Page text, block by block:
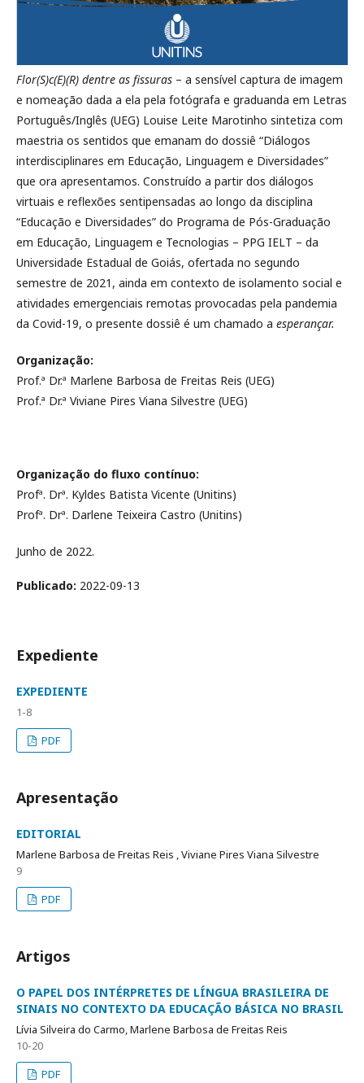
Flor(S)c(E)(R) dentre as fissuras – a sensível captura de imagem
e nomeação dada a ela pela fotógrafa e graduanda em Letras
Português/Inglês (UEG) Louise Leite Marotinho sintetiza com
maestria os sentidos que emanam do dossiê “Diálogos
interdisciplinares em Educação, Linguagem e Diversidades”
que ora apresentamos. Construído a partir dos diálogos
virtuais e reflexões sentipensadas ao longo da disciplina
“Educação e Diversidades” do Programa de Pós-Graduação
em Educação, Linguagem e Tecnologias – PPG IELT – da
Universidade Estadual de Goiás, ofertada no segundo
semestre de 2021, ainda em contexto de isolamento social e
atividades emergenciais remotas provocadas pela pandemia
da Covid-19, o presente dossiê é um chamado a esperançar.
Organização:
Prof.ª Dr.ª Marlene Barbosa de Freitas Reis (UEG)
Prof.ª Dr.ª Viviane Pires Viana Silvestre (UEG)
Organização do fluxo contínuo:
Profª. Drª. Kyldes Batista Vicente (Unitins)
Profª. Drª. Darlene Teixeira Castro (Unitins)
Junho de 2022.
Publicado: 2022-09-13
Expediente
EXPEDIENTE
1-8
PDF
Apresentação
EDITORIAL
Marlene Barbosa de Freitas Reis , Viviane Pires Viana Silvestre
9
PDF
Artigos
O PAPEL DOS INTÉRPRETES DE LÍNGUA BRASILEIRA DE
SINAIS NO CONTEXTO DA EDUCAÇÃO BÁSICA NO BRASIL
Lívia Silveira do Carmo, Marlene Barbosa de Freitas Reis
10-20
PDF